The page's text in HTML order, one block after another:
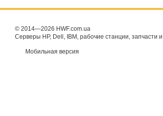
© 2014—2026 HWF.com.ua
Серверы HP, Dell, IBM, рабочие станции, запчасти
Мобильная версия